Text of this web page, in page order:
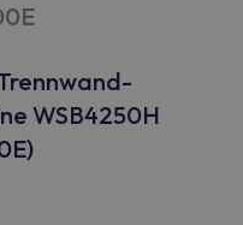
WSB4250H